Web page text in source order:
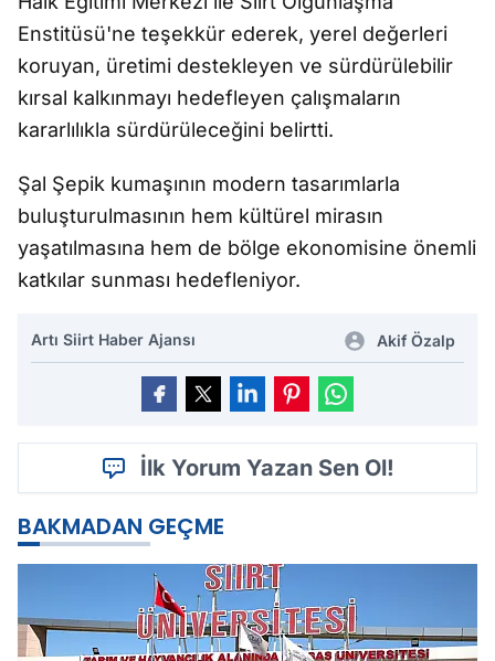
Enstitüsü'ne teşekkür ederek, yerel değerleri
koruyan, üretimi destekleyen ve sürdürülebilir
kırsal kalkınmayı hedefleyen çalışmaların
kararlılıkla sürdürüleceğini belirtti.
Şal Şepik kumaşının modern tasarımlarla
buluşturulmasının hem kültürel mirasın
yaşatılmasına hem de bölge ekonomisine önemli
katkılar sunması hedefleniyor.
Artı Siirt Haber Ajansı Akif Özalp
İlk Yorum Yazan Sen Ol!
BAKMADAN GEÇME